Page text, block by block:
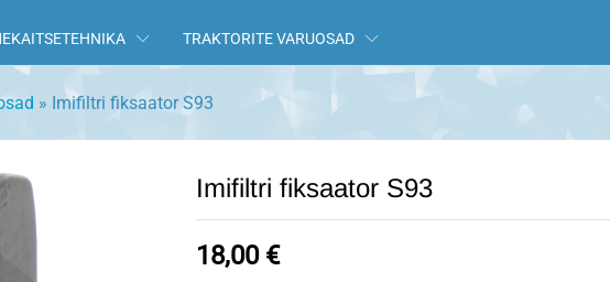
TRAKTORITE VARUOSAD
» Imifiltri fiksaator S93
Imifiltri fiksaator S93
18,00 €